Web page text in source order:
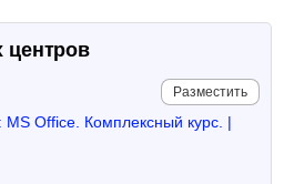
центров
Разместить
MS Office. Комплексный курс. |